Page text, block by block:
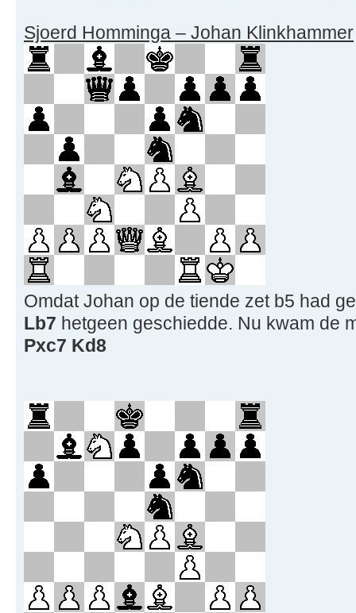
Sjoerd Homminga – Johan Klinkhammer
Omdat Johan op de tiende zet b5 had
Lb7 hetgeen geschiedde. Nu kwam de
Pxc7 Kd8